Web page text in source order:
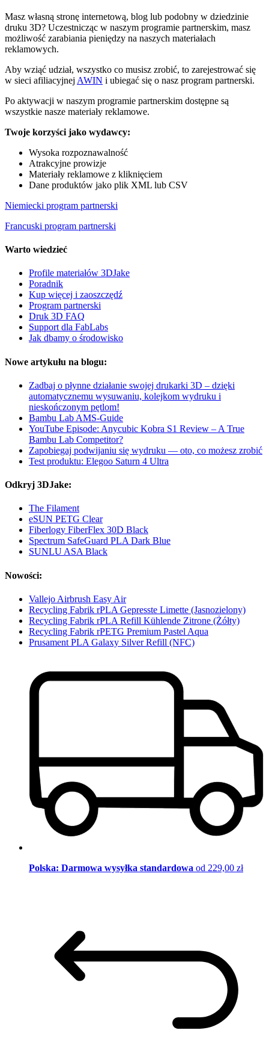
Masz własną stronę internetową, blog lub podobny w dziedzinie
druku 3D? Uczestnicząc w naszym programie partnerskim, masz
możliwość zarabiania pieniędzy na naszych materiałach
reklamowych.
Aby wziąć udział, wszystko co musisz zrobić, to zarejestrować się
w sieci afiliacyjnej AWIN i ubiegać się o nasz program partnerski.
Po aktywacji w naszym programie partnerskim dostępne są
wszystkie nasze materiały reklamowe.
Twoje korzyści jako wydawcy:
Wysoka rozpoznawalność
Atrakcyjne prowizje
Materiały reklamowe z kliknięciem
Dane produktów jako plik XML lub CSV
Niemiecki program partnerski
Francuski program partnerski
Warto wiedzieć
Profile materiałów 3DJake
Poradnik
Kup więcej i zaoszczędź
Program partnerski
Druk 3D FAQ
Support dla FabLabs
Jak dbamy o środowisko
Nowe artykułu na blogu:
Zadbaj o płynne działanie swojej drukarki 3D – dzięki
automatycznemu wysuwaniu, kolejkom wydruku i
nieskończonym pętlom!
Bambu Lab AMS-Guide
YouTube Episode: Anycubic Kobra S1 Review – A True
Bambu Lab Competitor?
Zapobiegaj podwijaniu się wydruku — oto, co możesz zrobić
Test produktu: Elegoo Saturn 4 Ultra
Odkryj 3DJake:
The Filament
eSUN PETG Clear
Fiberlogy FiberFlex 30D Black
Spectrum SafeGuard PLA Dark Blue
SUNLU ASA Black
Nowości:
Vallejo Airbrush Easy Air
Recycling Fabrik rPLA Gepresste Limette (Jasnozielony)
Recycling Fabrik rPLA Refill Kühlende Zitrone (Żółty)
Recycling Fabrik rPETG Premium Pastel Aqua
Prusament PLA Galaxy Silver Refill (NFC)
Polska: Darmowa wysyłka standardowa od 229,00 zł